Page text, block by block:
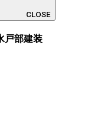
CLOSE
戸部建装